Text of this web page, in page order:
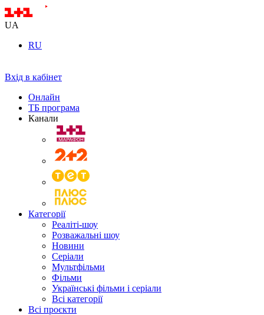
UA
RU
Вхід в кабінет
Онлайн
ТБ програма
Канали
Категорії
Реаліті-шоу
Розважальні шоу
Новини
Серіали
Мультфільми
Фільми
Українські фільми і серіали
Всі категорії
Всі проєкти